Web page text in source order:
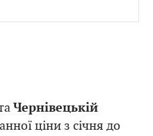
Чернівецькій
ціни з січня до